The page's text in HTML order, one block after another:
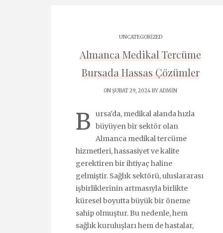
UNCATEGORIZED
Almanca Medikal Tercüme
Bursada Hassas Çözümler
ON ŞUBAT 29, 2024 BYADMIN
B
ursa'da, medikal alanda hızla
büyüyen bir sektör olan
Almanca medikal tercüme
hizmetleri, hassasiyet ve kalite
gerektiren bir ihtiyaç haline
gelmiştir. Sağlık sektörü, uluslararası
işbirliklerinin artmasıyla birlikte
küresel boyutta büyük bir öneme
sahip olmuştur. Bu nedenle, hem
sağlık kuruluşları hem de hastalar,